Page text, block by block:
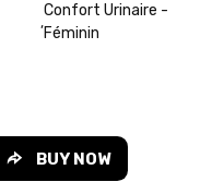
,
Confort Urinaire -
Féminin
BUY NOW